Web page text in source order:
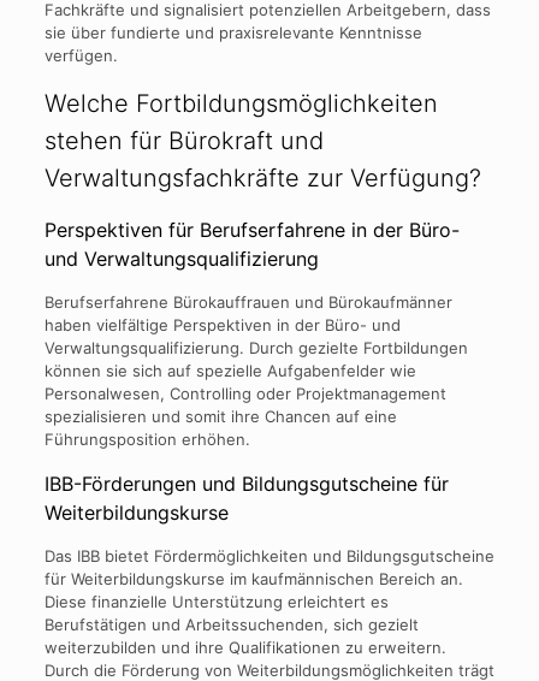
Fachkräfte und signalisiert potenziellen Arbeitgebern, dass
sie über fundierte und praxisrelevante Kenntnisse
verfügen.
Welche Fortbildungsmöglichkeiten
stehen für Bürokraft und
Verwaltungsfachkräfte zur Verfügung?
Perspektiven für Berufserfahrene in der Büro-
und Verwaltungsqualifizierung
Berufserfahrene Bürokauffrauen und Bürokaufmänner
haben vielfältige Perspektiven in der Büro- und
Verwaltungsqualifizierung. Durch gezielte Fortbildungen
können sie sich auf spezielle Aufgabenfelder wie
Personalwesen, Controlling oder Projektmanagement
spezialisieren und somit ihre Chancen auf eine
Führungsposition erhöhen.
IBB-Förderungen und Bildungsgutscheine für
Weiterbildungskurse
Das IBB bietet Fördermöglichkeiten und Bildungsgutscheine
für Weiterbildungskurse im kaufmännischen Bereich an.
Diese finanzielle Unterstützung erleichtert es
Berufstätigen und Arbeitssuchenden, sich gezielt
weiterzubilden und ihre Qualifikationen zu erweitern.
Durch die Förderung von Weiterbildungsmöglichkeiten trägt